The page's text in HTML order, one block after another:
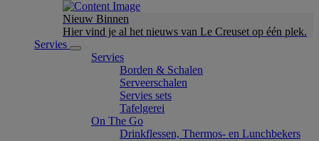
Nieuw Binnen
Hier vind je al het nieuws van Le Creuset op één plek.
Servies
Servies
Borden & Schalen
Serveerschalen
Servies sets
Tafelgerei
On The Go
Drinkflessen, Thermos- en Lunchbekers